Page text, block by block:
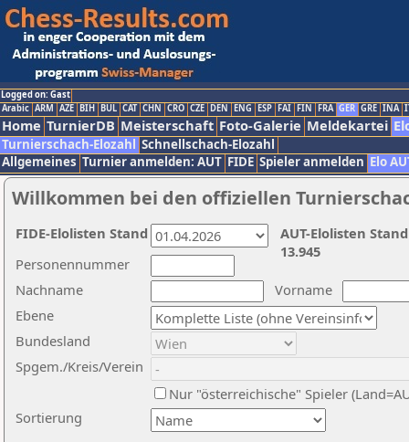
Logged on: Gast
Arabic ARM AZE BIH BUL CAT CHN CRO CZE DEN ENG ESP FAI FIN FRA GER GRE INA
Home TurnierDB Meisterschaft Foto-Galerie Meldekartei
Turnierschach-Elozahl Schnellschach-Elozahl
Allgemeines Turnier anmelden: AUT FIDE Spieler anmelden Elo
Willkommen bei den offiziellen
Nachname
Vorname
Ebene
Sortierung
Personennummer
Bundesland
Spgem./Kreis/Verein
Nur "österreichische" Spieler
AUT-Elolisten
13.945
FIDE-Elolisten Stand